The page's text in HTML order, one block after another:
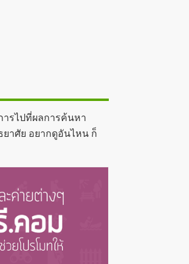
รไปที่ผลการค้นหา
าศัย อยากดูอันไหน ก็